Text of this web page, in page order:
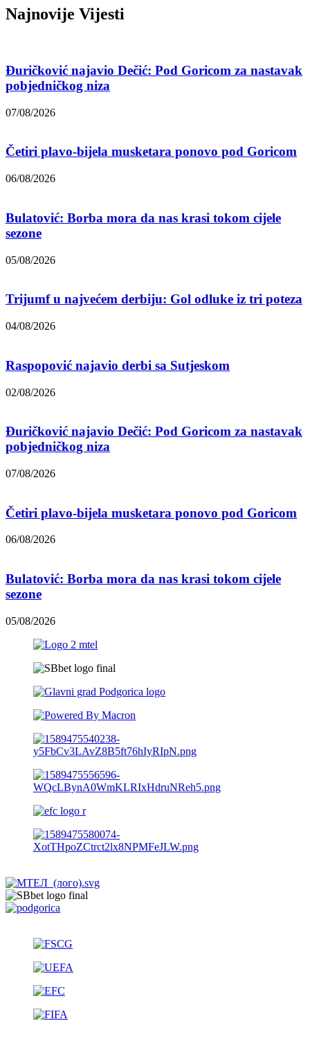
Najnovije Vijesti
Đuričković najavio Dečić: Pod Goricom za nastavak
pobjedničkog niza
07/08/2026
Četiri plavo-bijela musketara ponovo pod Goricom
06/08/2026
Bulatović: Borba mora da nas krasi tokom cijele
sezone
05/08/2026
Trijumf u najvećem derbiju: Gol odluke iz tri poteza
04/08/2026
Raspopović najavio derbi sa Sutjeskom
02/08/2026
Đuričković najavio Dečić: Pod Goricom za nastavak
pobjedničkog niza
07/08/2026
Četiri plavo-bijela musketara ponovo pod Goricom
06/08/2026
Bulatović: Borba mora da nas krasi tokom cijele
sezone
05/08/2026